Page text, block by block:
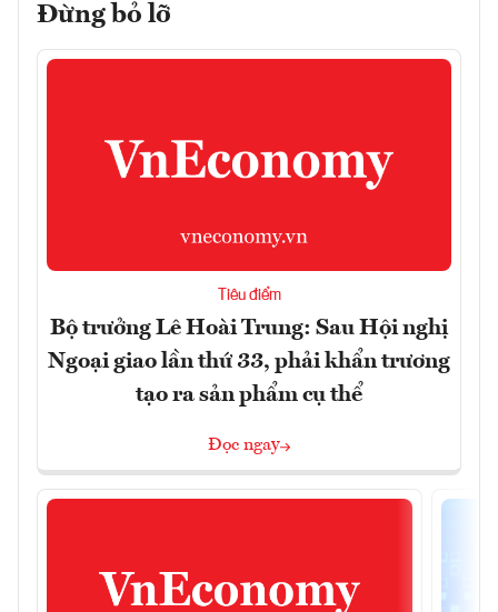
Đừng bỏ lỡ
Tiêu điểm
Bộ trưởng Lê Hoài Trung: Sau Hội nghị
Ngoại giao lần thứ 33, phải khẩn trương
tạo ra sản phẩm cụ thể
Đọc ngay